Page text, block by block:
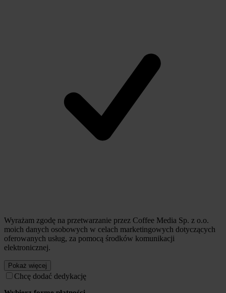
Wyrażam zgodę na przetwarzanie przez Coffee Media Sp. z o.o.
moich danych osobowych w celach marketingowych dotyczących
oferowanych usług, za pomocą środków komunikacji
elektronicznej.
Pokaż więcej
Chcę dodać dedykację